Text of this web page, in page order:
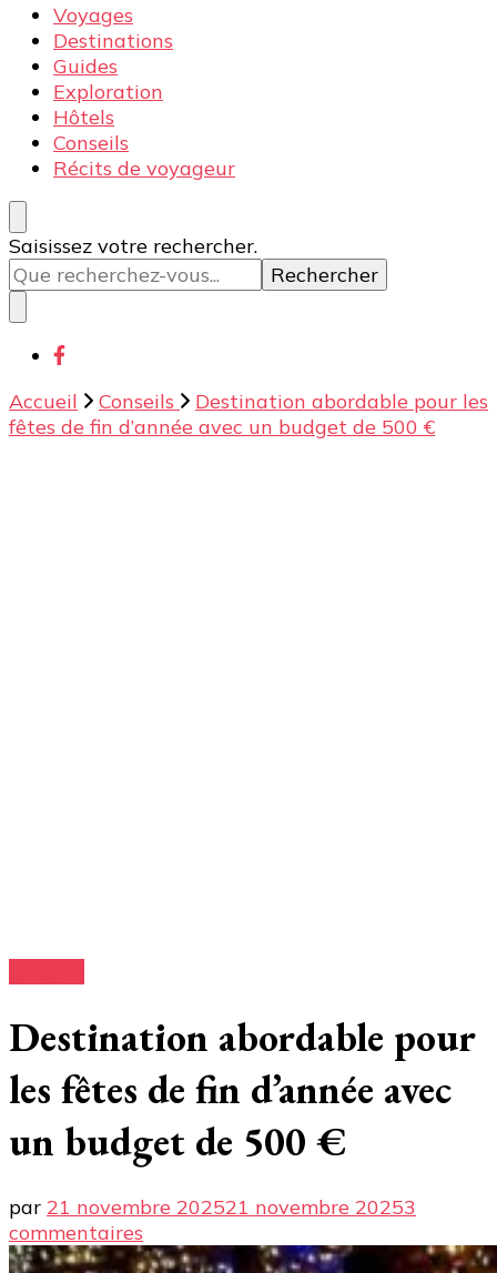
Carnets de voyages
Blog voyage à la découverte du monde, des idées
voyages, des conseils et avis sur les hôtelss
Voyages
Destinations
Guides
Exploration
Hôtels
Conseils
Récits de voyageur
Vous
recherchiez
quelque
chose ?
Saisissez votre rechercher.
Accueil Conseils
Destination abordable pour les
fêtes de fin d’année avec un budget de 500 €
Destination abordable pour
les fêtes de fin d’année avec
un budget de 500 €
par 21 novembre 202521 novembre 20253
commentaires
Destination